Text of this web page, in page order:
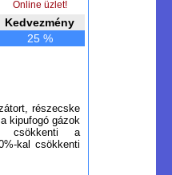
Kedvezmény
25 %
Online üzlet!
részecske
kipufogó gázok
csökkenti a
kal csökkenti